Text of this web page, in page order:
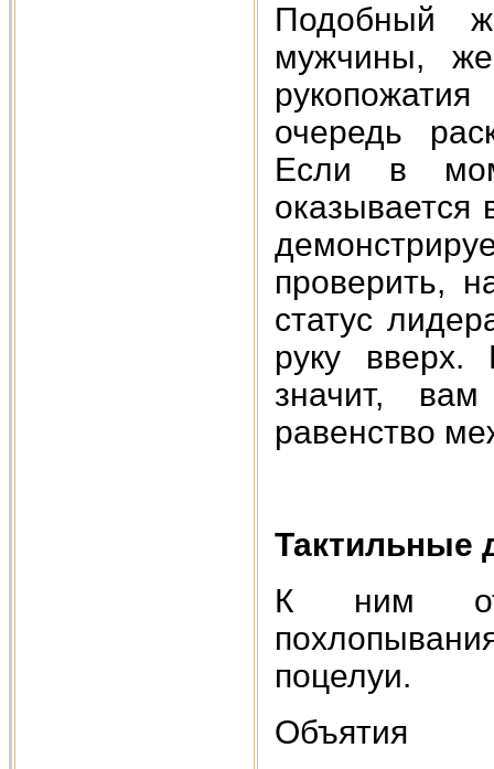
Подобный
мужчины,
очередь
Если в
проверить,
статус
руку вверх.
значит,
равенство
Тактильные
К ним
поцелуи.
Объятия